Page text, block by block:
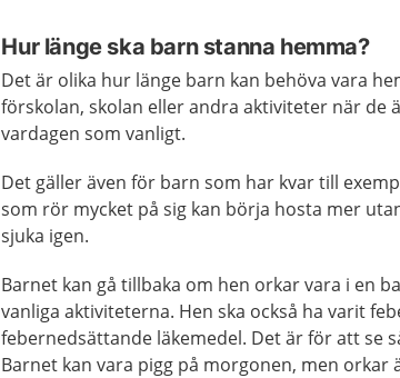
Hur länge ska barn stanna hemma?
Det är olika hur länge barn kan behöva vara
förskolan, skolan eller andra aktiviteter när de
vardagen som vanligt.
Det gäller även för barn som har kvar till
som rör mycket på sig kan börja hosta mer
sjuka igen.
Barnet kan gå tillbaka om hen orkar vara i en
vanliga aktiviteterna. Hen ska också ha varit
febernedsättande läkemedel. Det är för att se
Barnet kan vara pigg på morgonen, men orkar